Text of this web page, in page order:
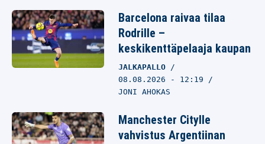
Barcelona raivaa tilaa
Rodrille –
keskikenttäpelaaja kaupan
JALKAPALLO
08.08.2026 - 12:19
JONI AHOKAS
Manchester Citylle
vahvistus Argentiinan